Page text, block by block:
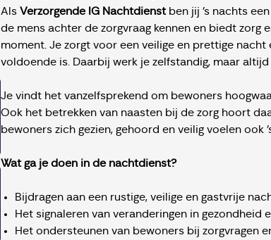
Als Verzorgende IG Nachtdienstben jij ’s nachts
de mens achter de zorgvraag kennen en biedt
moment. Je zorgt voor een veilige en prettige
voldoende is. Daarbij werk je zelfstandig, maar
Je vindt het vanzelfsprekend om bewoners
Ook het betrekken van naasten bij de zorg hoort
bewoners zich gezien, gehoord en veilig voelen ook
Wat ga je doen in de nachtdienst?
Bijdragen aan een rustige, veilige en gastvrije
Het signaleren van veranderingen in gezondheid
Het ondersteunen van bewoners bij zorgvragen